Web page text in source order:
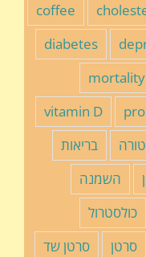
coffee
diabetes
mortality
vitamin D
בריאות
השמנה
כולסטרול
סרטן
סרטן שד